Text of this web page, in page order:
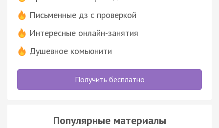
Письменные дз с проверкой
Интересные онлайн-занятия
Душевное комьюнити
Получить бесплатно
Популярные материалы